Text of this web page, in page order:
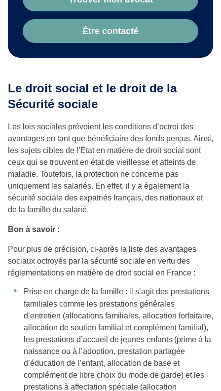
Être contacté
Le droit social et le droit de la
Sécurité sociale
Les lois sociales prévoient les conditions d’octroi des
avantages en tant que bénéficiaire des fonds perçus. Ainsi,
les sujets cibles de l’État en matière de droit social sont
ceux qui se trouvent en état de vieillesse et atteints de
maladie. Toutefois, la protection ne concerne pas
uniquement les salariés. En effet, il y a également la
sécurité sociale des expatriés français, des nationaux et
de la famille du salarié.
Bon à savoir :
Pour plus de précision, ci-après la liste des avantages
sociaux octroyés par la sécurité sociale en vertu des
réglementations en matière de droit social en France :
Prise en charge de la famille : il s’agit des prestations
familiales comme les prestations générales
d’entretien (allocations familiales, allocation forfaitaire,
allocation de soutien familial et complément familial),
les prestations d’accueil de jeunes enfants (prime à la
naissance ou à l’adoption, prestation partagée
d’éducation de l’enfant, allocation de base et
complément de libre choix du mode de garde) et les
prestations à affectation spéciale (allocation